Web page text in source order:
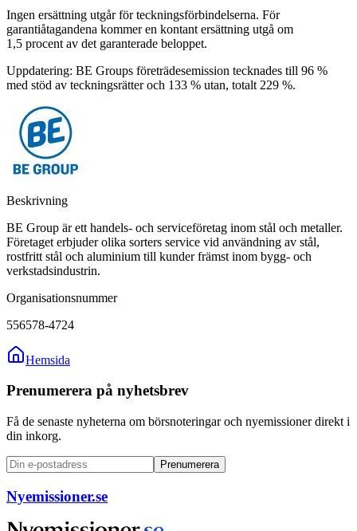
Ingen ersättning utgår för teckningsförbindelserna. För
garantiåtagandena kommer en kontant ersättning utgå om
1,5 procent av det garanterade beloppet.
Uppdatering: BE Groups företrädesemission tecknades till 96 %
med stöd av teckningsrätter och 133 % utan, totalt 229 %.
Beskrivning
BE Group är ett handels- och serviceföretag inom stål och metaller.
Företaget erbjuder olika sorters service vid användning av stål,
rostfritt stål och aluminium till kunder främst inom bygg- och
verkstadsindustrin.
Organisationsnummer
556578-4724
Hemsida
Prenumerera på nyhetsbrev
Få de senaste nyheterna om börsnoteringar och nyemissioner direkt i
din inkorg.
Prenumerera
Nyemissioner.se